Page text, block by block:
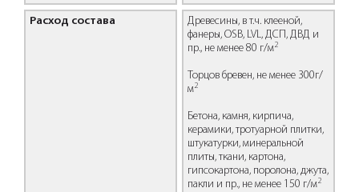
Расход состава
Древесины, в т.ч. клееной,
фанеры, OSB, LVL, ДСП, ДВД и
пр., не менее 80 г/м2
Торцов бревен, не менее 300г/
м2
Бетона, камня, кирпича,
керамики, тротуарной плитки,
штукатурки, минеральной
плиты, ткани, картона,
гипсокартона, поролона, джута,
пакли и пр., не менее 150 г/м2